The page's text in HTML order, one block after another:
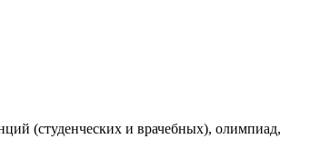
(студенческих и врачебных), олимпиад,